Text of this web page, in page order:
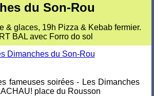
du Son-Rou
& glaces, 19h Pizza & Kebab fermier.
BAL avec Forro do sol
fameuses soirées - Les Dimanches
place du Rousson